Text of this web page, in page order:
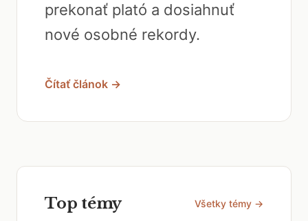
prekonať plató a dosiahnuť
nové osobné rekordy.
Čítať článok →
Top témy Všetky témy →